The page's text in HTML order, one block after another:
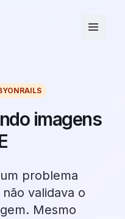
imagens
problema
validava o
Mesmo